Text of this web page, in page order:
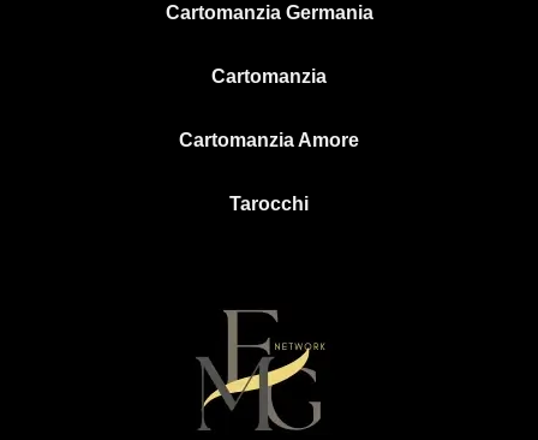
Cartomanzia Germania
Cartomanzia
Cartomanzia Amore
Tarocchi